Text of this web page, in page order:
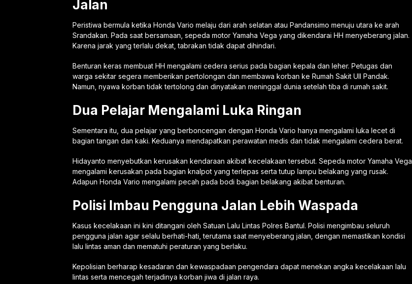
Jalan
Peristiwa bermula ketika Honda Vario melaju dari arah selatan atau Pandansimo menuju utara ke arah
Srandakan. Pada saat bersamaan, sepeda motor Yamaha Vega yang dikendarai HH menyeberang jalan.
Karena jarak yang terlalu dekat, tabrakan tidak dapat dihindari.
Benturan keras membuat HH mengalami cedera serius pada bagian kepala dan leher. Petugas dan
warga sekitar segera memberikan pertolongan dan membawa korban ke Rumah Sakit UII Pandak.
Namun, nyawa korban tidak tertolong dan dinyatakan meninggal dunia setelah tiba di rumah sakit.
Dua Pelajar Mengalami Luka Ringan
Sementara itu, dua pelajar yang berboncengan dengan Honda Vario hanya mengalami luka lecet di
bagian tangan dan kaki. Keduanya mendapatkan perawatan medis dan tidak mengalami cedera berat.
Hidayanto menyebutkan kerusakan kendaraan akibat kecelakaan tersebut. Sepeda motor Yamaha Vega
mengalami kerusakan pada bagian knalpot yang terlepas serta tutup lampu belakang yang rusak.
Adapun Honda Vario mengalami pecah pada bodi bagian belakang akibat benturan.
Polisi Imbau Pengguna Jalan Lebih Waspada
Kasus kecelakaan ini kini ditangani oleh Satuan Lalu Lintas Polres Bantul. Polisi mengimbau seluruh
pengguna jalan agar selalu berhati-hati, terutama saat menyeberang jalan, dengan memastikan kondisi
lalu lintas aman dan mematuhi peraturan yang berlaku.
Kepolisian berharap kesadaran dan kewaspadaan pengendara dapat menekan angka kecelakaan lalu
lintas serta mencegah terjadinya korban jiwa di jalan raya.